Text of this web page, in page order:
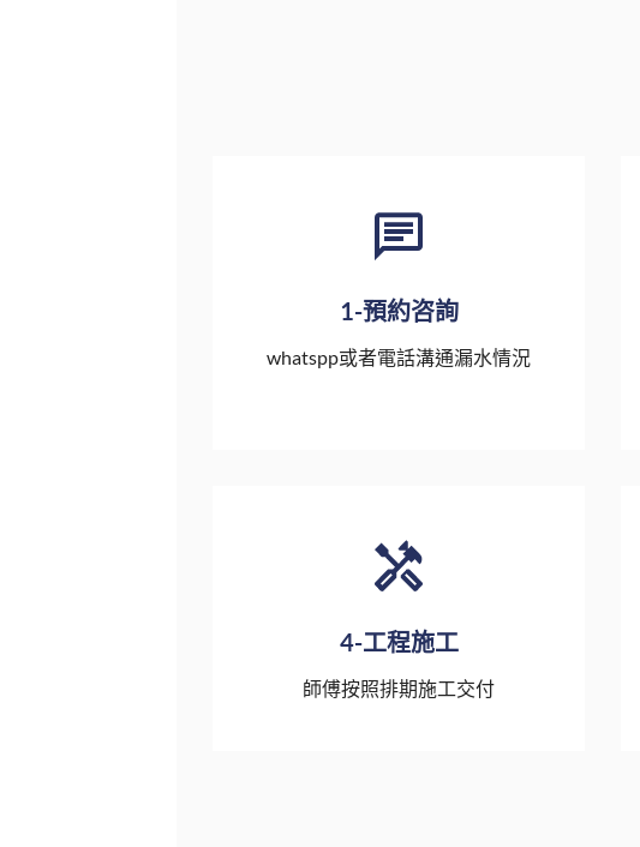
1-預約咨詢
whatspp或者電話溝通漏水情況
4-工程施工
師傅按照排期施工交付